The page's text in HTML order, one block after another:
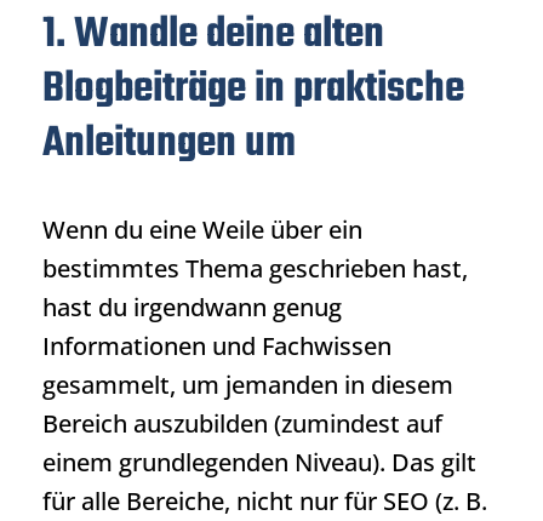
1. Wandle deine alten
Blogbeiträge in praktische
Anleitungen um
Wenn du eine Weile über ein
bestimmtes Thema geschrieben hast,
hast du irgendwann genug
Informationen und Fachwissen
gesammelt, um jemanden in diesem
Bereich auszubilden (zumindest auf
einem grundlegenden Niveau). Das gilt
für alle Bereiche, nicht nur für SEO (z. B.